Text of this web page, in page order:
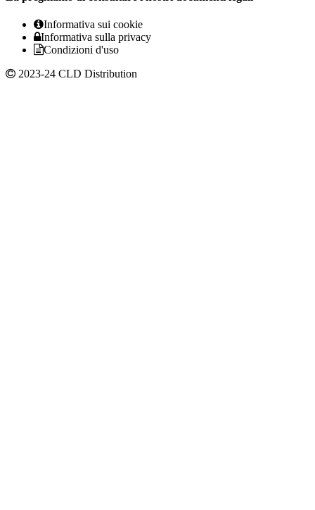
Informativa sui cookie
Informativa sulla privacy
Condizioni d'uso
2023-24 CLD Distribution